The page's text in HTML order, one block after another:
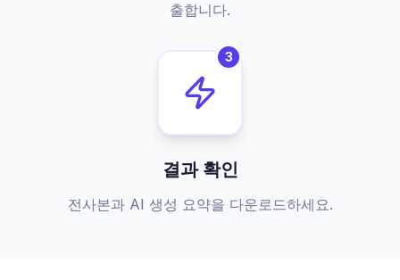
출합니다.
3
결과 확인
전사본과 AI 생성 요약을 다운로드하세요.